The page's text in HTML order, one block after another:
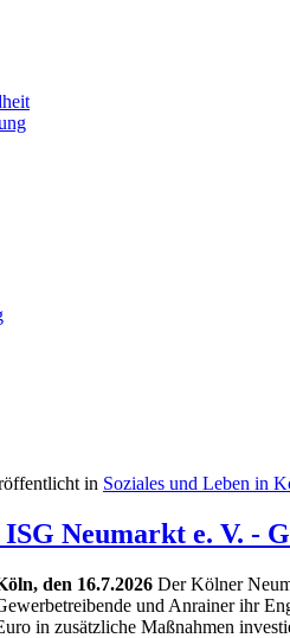
in Soziales und Leben in
Neumarkt e. V. -
den 16.7.2026 Der Kölner
und Anrainer ihr
in zusätzliche Maßnahmen